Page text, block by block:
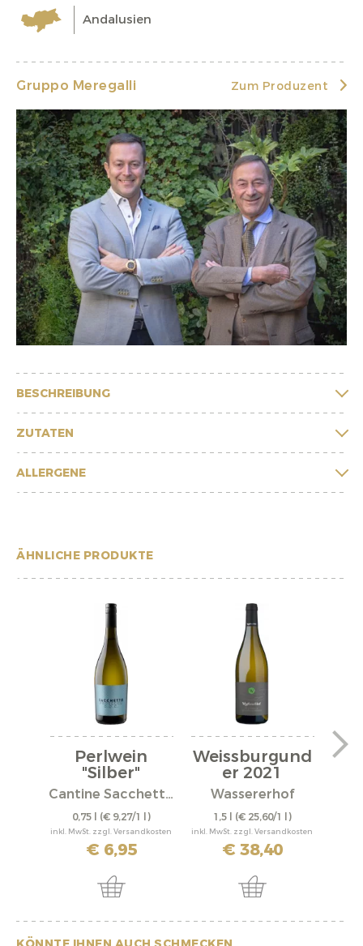
Andalusien
Gruppo Meregalli Zum Produzent
BESCHREIBUNG
ZUTATEN
ALLERGENE
ÄHNLICHE PRODUKTE
Perlwein
"Silber"
Cantine Sacchetto S.r.l.
0,75 l (€ 9,27/1 l)
inkl. MwSt. zzgl. Versandkosten
€ 6,95
Weissburgund
er 2021
Wassererhof
1,5 l (€ 25,60/1 l)
inkl. MwSt. zzgl. Versandkosten
€ 38,40